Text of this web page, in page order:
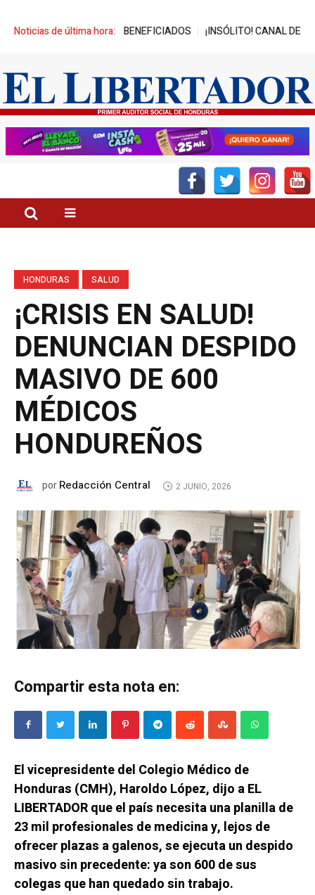
Noticias de última hora:
MIL JÓVENES BENEFICIADOS ¡INSÓLITO! CANAL DEL GOBIERNO
HONDURAS SALUD
¡CRISIS EN SALUD!
DENUNCIAN DESPIDO
MASIVO DE 600
MÉDICOS
HONDUREÑOS
porRedacción Central 2 JUNIO, 2026
Compartir esta nota en:
El vicepresidente del Colegio Médico de
Honduras (CMH), Haroldo López, dijo a EL
LIBERTADOR que el país necesita una planilla de
23 mil profesionales de medicina y, lejos de
ofrecer plazas a galenos, se ejecuta un despido
masivo sin precedente: ya son 600 de sus
colegas que han quedado sin trabajo.